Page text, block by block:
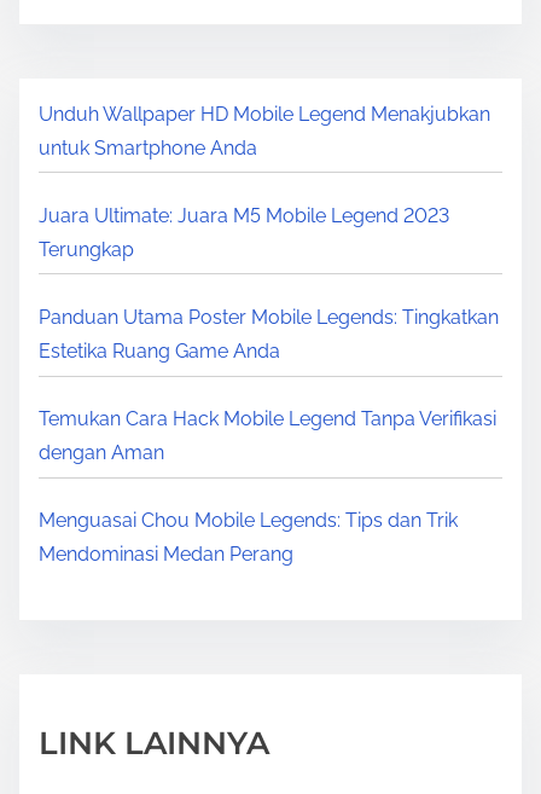
Unduh Wallpaper HD Mobile Legend Menakjubkan
untuk Smartphone Anda
Juara Ultimate: Juara M5 Mobile Legend 2023
Terungkap
Panduan Utama Poster Mobile Legends: Tingkatkan
Estetika Ruang Game Anda
Temukan Cara Hack Mobile Legend Tanpa Verifikasi
dengan Aman
Menguasai Chou Mobile Legends: Tips dan Trik
Mendominasi Medan Perang
LINK LAINNYA